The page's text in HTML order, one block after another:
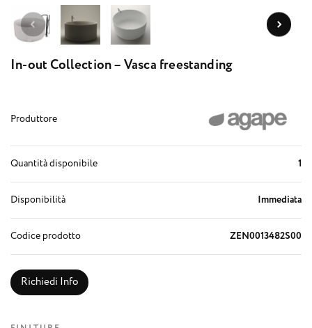
In-out Collection – Vasca freestanding
Produttore
Quantità disponibile 1
Disponibilità Immediata
Codice prodotto ZEN0013482S00
Richiedi Info